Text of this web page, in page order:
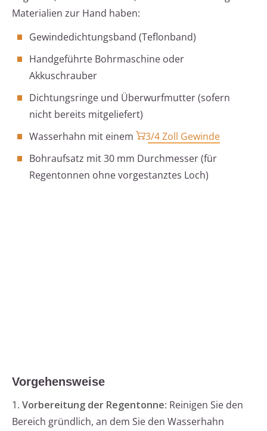
Materialien zur Hand haben:
Gewindedichtungsband (Teflonband)
Handgeführte Bohrmaschine oder
Akkuschrauber
Dichtungsringe und Überwurfmutter (sofern
nicht bereits mitgeliefert)
Wasserhahn mit einem
3/4 Zoll Gewinde
Bohraufsatz mit 30 mm Durchmesser (für
Regentonnen ohne vorgestanztes Loch)
Vorgehensweise
1. Vorbereitung der Regentonne: Reinigen Sie den
Bereich gründlich, an dem Sie den Wasserhahn